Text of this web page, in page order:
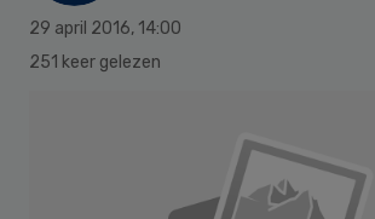
29 april 2016, 14:00
251 keer gelezen